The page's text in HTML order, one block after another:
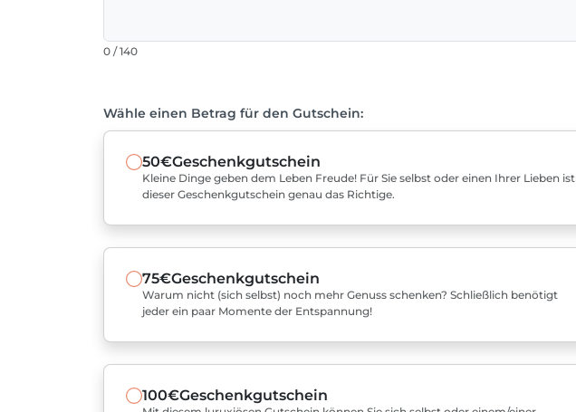
0 / 140
Wähle einen Betrag für den Gutschein:
50€Geschenkgutschein
Kleine Dinge geben dem Leben Freude! Für Sie selbst oder einen Ihrer Lieben ist
dieser Geschenkgutschein genau das Richtige.
75€Geschenkgutschein
Warum nicht (sich selbst) noch mehr Genuss schenken? Schließlich benötigt
jeder ein paar Momente der Entspannung!
100€Geschenkgutschein